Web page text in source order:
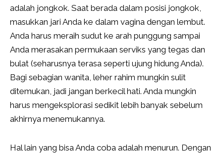
adalah jongkok. Saat berada dalam posisi jongkok,
masukkan jari Anda ke dalam vagina dengan lembut.
Anda harus meraih sudut ke arah punggung sampai
Anda merasakan permukaan serviks yang tegas dan
bulat (seharusnya terasa seperti ujung hidung Anda).
Bagi sebagian wanita, leher rahim mungkin sulit
ditemukan, jadi jangan berkecil hati. Anda mungkin
harus mengeksplorasi sedikit lebih banyak sebelum
akhirnya menemukannya.
Hal lain yang bisa Anda coba adalah menurun. Dengan